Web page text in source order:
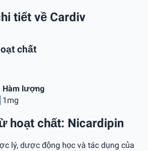
tiết về Cardiv
chất
Hàm lượng
1mg
hoạt chất: Nicardipin
lý, dược động học và tác dụng của